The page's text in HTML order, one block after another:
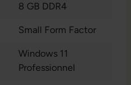
8 GB DDR4
Small Form Factor
Windows 11
Professionnel